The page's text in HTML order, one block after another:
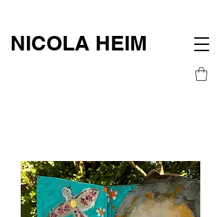
NICOLA HEIM